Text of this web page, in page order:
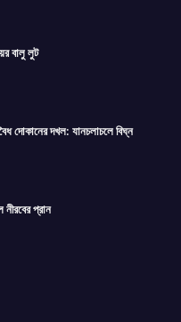
বালু লুট
দোকানের দখল: যানচলাচলে বিঘ্ন
নীরবের প্রান